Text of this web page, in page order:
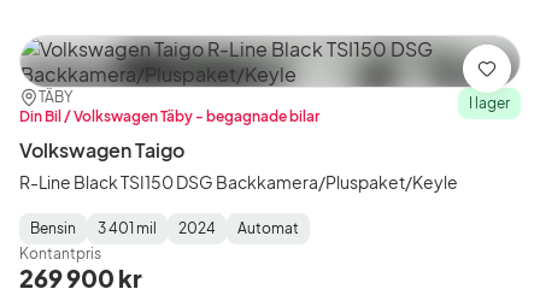
Plats:
TÄBY
Återförsäljare:
Din Bil / Volkswagen Täby - begagnade bilar
I lager
Volkswagen Taigo
R-Line Black TSI150 DSG Backkamera/Pluspaket/Keyle
Fuel
Type:
Bensin
Mätarställning:
3 401 mil
Model
Year:
2024
Gearbox
Type:
Automat
Kontantpris
269 900 kr
Spara